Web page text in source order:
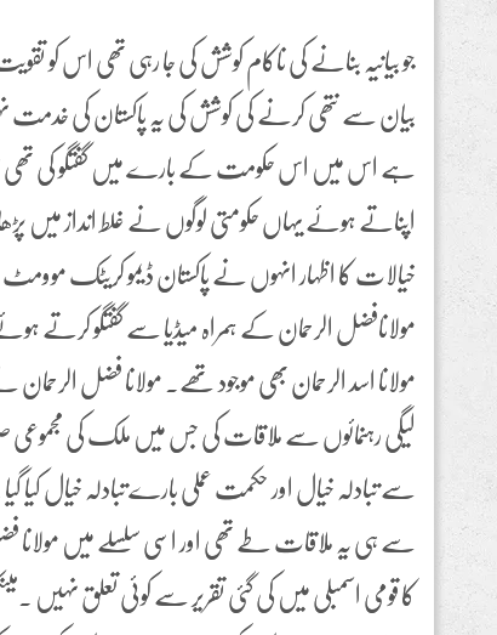
جو بیانیہ بنانے کی ناکام کوشش کی جا رہی تھی اس کو
بیان سے نتھی کرنے کی کوشش کی یہ پاکستان کی خدمت
ہے اس میں اس حکومت کے بارے میں گفتگو کی تھی جس
اپناتے ہوئے یہاں حکومتی لوگوں نے غلط انداز
خیالات کا اظہار انہوں نے پاکستان ڈیمو کریٹک
مولانافضل الرحمان کے ہمراہ میڈیا سے گفتگو کرتے ہوئے
مولانا اسد الرحمان بھی موجود تھے۔ مولانا فضل
لیگی رہنمائوں سے ملاقات کی جس میں ملک کی
سے ہی یہ ملاقات طے تھی اور اسی سلسلے میں
کا قومی اسمبلی میں کی گئی تقریر سے کوئی تعلق نہیں